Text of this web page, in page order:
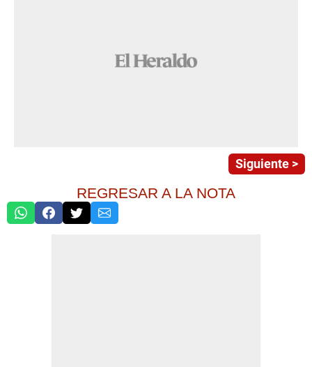
Siguiente >
REGRESAR A LA NOTA